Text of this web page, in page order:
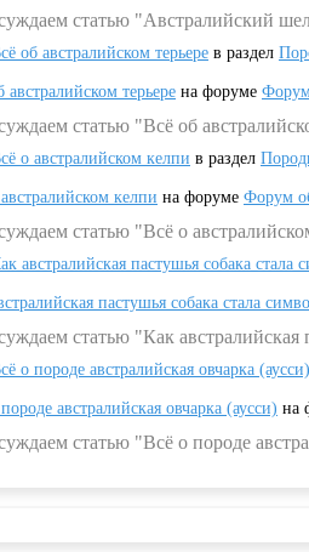
статью "Австралийский
об австралийском терьере в раздел
австралийском терьере на форуме
статью "Всё об
о австралийском келпи в раздел
келпи на форуме Форум
статью "Всё о
австралийская пастушья собака
пастушья собака стала
статью "Как
о породе австралийская овчарка (аусси)
австралийская овчарка (аусси) на
статью "Всё о породе